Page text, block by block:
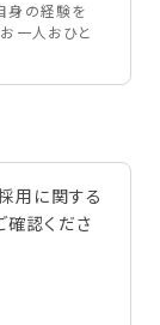
身の経験を
一人おひと
用に関する
確認くださ